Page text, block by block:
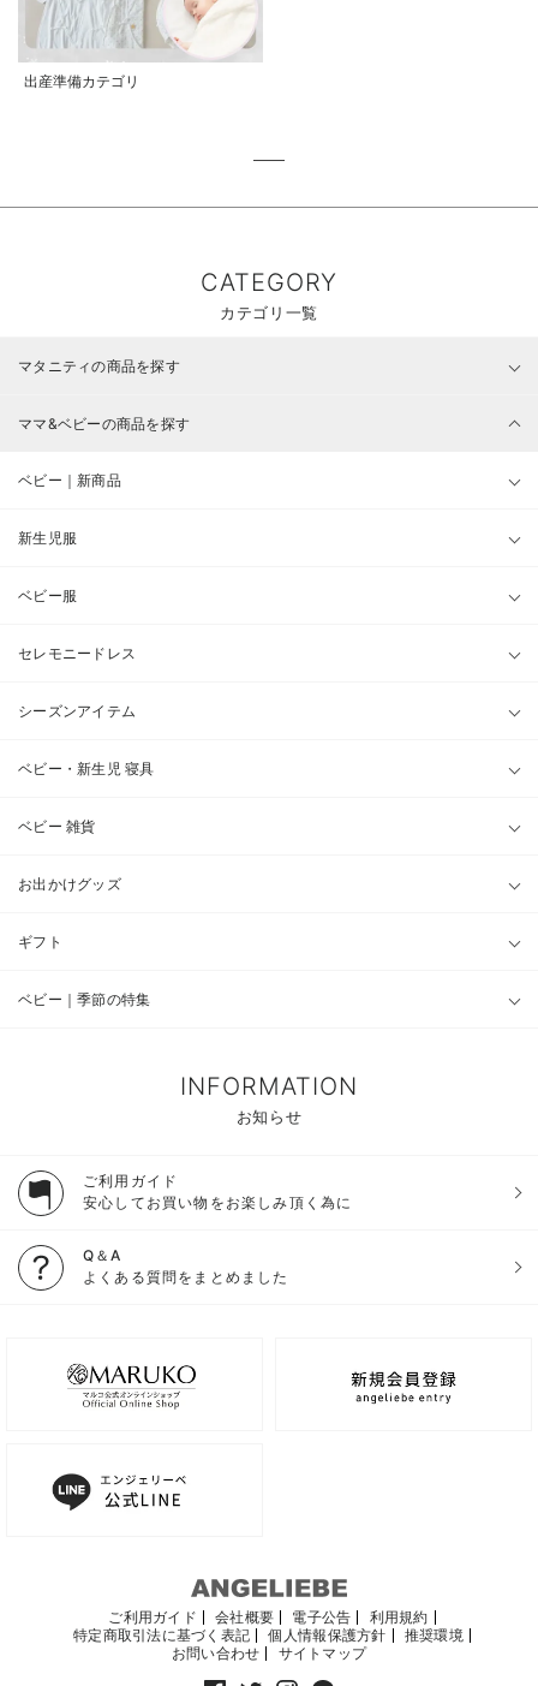
出産準備カテゴリ
CATEGORY
カテゴリ一覧
マタニティの商品を探す
ママ&ベビーの商品を探す
ベビー｜新商品
新生児服
ベビー服
セレモニードレス
シーズンアイテム
ベビー・新生児 寝具
ベビー 雑貨
お出かけグッズ
ギフト
ベビー｜季節の特集
INFORMATION
お知らせ
ご利用ガイド
安心してお買い物をお楽しみ頂く為に
Q＆A
よくある質問をまとめました
ご利用ガイド 会社概要 電子公告
利用規約
特定商取引法に基づく表記
個人情報保護方針
推奨環境
お問い合わせ
サイトマップ